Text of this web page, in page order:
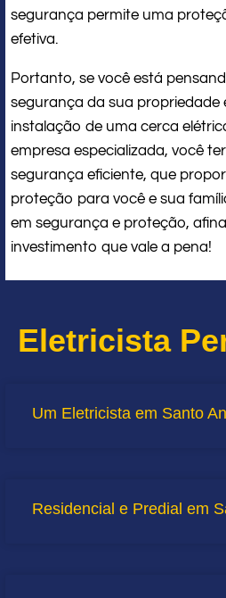
segurança permite uma
efetiva.
Portanto, se você está
segurança da sua propriedade
instalação de uma cerca
empresa especializada, você
segurança eficiente, que
proteção para você e sua
em segurança e proteção,
investimento que vale a pena!
Eletricista
Um Eletricista em Santo
Residencial e Predial em